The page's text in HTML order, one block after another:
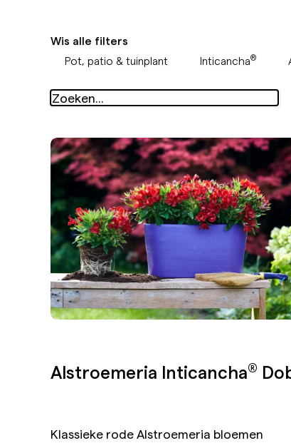
Wis alle filters
Pot, patio & tuinplant
Inticancha®
Alstroemeria Inticancha®
Klassieke rode Alstroemeria bloemen